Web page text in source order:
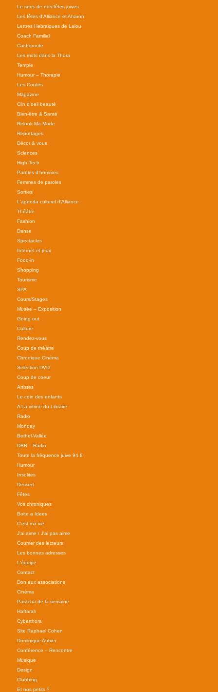
Le sens de nos fêtes juives
Les fêtes d'Alliance et Aharon
Lettres Hebraiques de Lalou
Coach Familial
Cacheroute
Les mots dans la Thora
Temple
Humour – Thorapie
Les Contes
Magazine
Clin d'oeil beauté
Bien-être & Santé
Relook Ma Mode
Reportages
Décor & vous
Sciences
High-Tech
Paroles d'hommes
Femmes de paroles
Sorties
L'agenda culturel d'Alliance
Théâtre
Fashion
Danse
Spectacles
Internet et jeux
Food-in
Shopping
Tourisme
SPA
Cours/Stages
Musée – Exposition
Going out
Culture
Rendez-vous
Coup de théâtre
Chronique Cinéma
Selection DVD
Coup de coeur
Artistes
Le coin des enfants
A La vitrine du Libraire
Radio
Monday
Bethel-Vallée
DBR – Radio
Toute la fréquence juive 94.8
Humour
Insolites
Dessert
Fêtes
Vos chroniques
Boite a Idees
C'est ma vie
J'ai aime / J'ai pas aime
Courrier des lecteurs
Les bonnes adresses
L'équipe
Contact
Don aux associations
Cinéma
Paracha de la semaine
Haftarah
Cyberthora
Site Raphael Cohen
Dominique Aubier
Conférence – Rencontre
Musique
Design
Clubbing
Et nos petits ?